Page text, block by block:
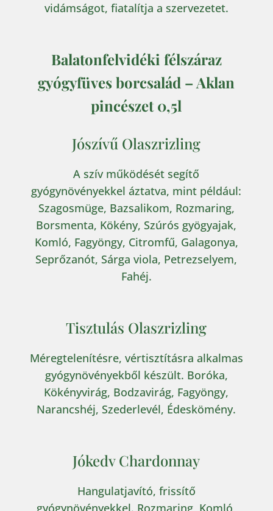
vidámságot, fiatalítja a szervezetet.
Balatonfelvidéki félszáraz
gyógyfüves borcsalád – Aklan
pincészet 0,5l
Jószívű Olaszrizling
A szív működését segítő
gyógynövényekkel áztatva, mint például:
Szagosmüge, Bazsalikom, Rozmaring,
Borsmenta, Kökény, Szúrós gyögyajak,
Komló, Fagyöngy, Citromfű, Galagonya,
Seprőzanót, Sárga viola, Petrezselyem,
Fahéj.
Tisztulás Olaszrizling
Méregtelenítésre, vértisztításra alkalmas
gyógynövényekből készült. Boróka,
Kökényvirág, Bodzavirág, Fagyöngy,
Narancshéj, Szederlevél, Édeskömény.
Jókedv Chardonnay
Hangulatjavító, frissítő
gyógynövényekkel. Rozmaring, Komló,